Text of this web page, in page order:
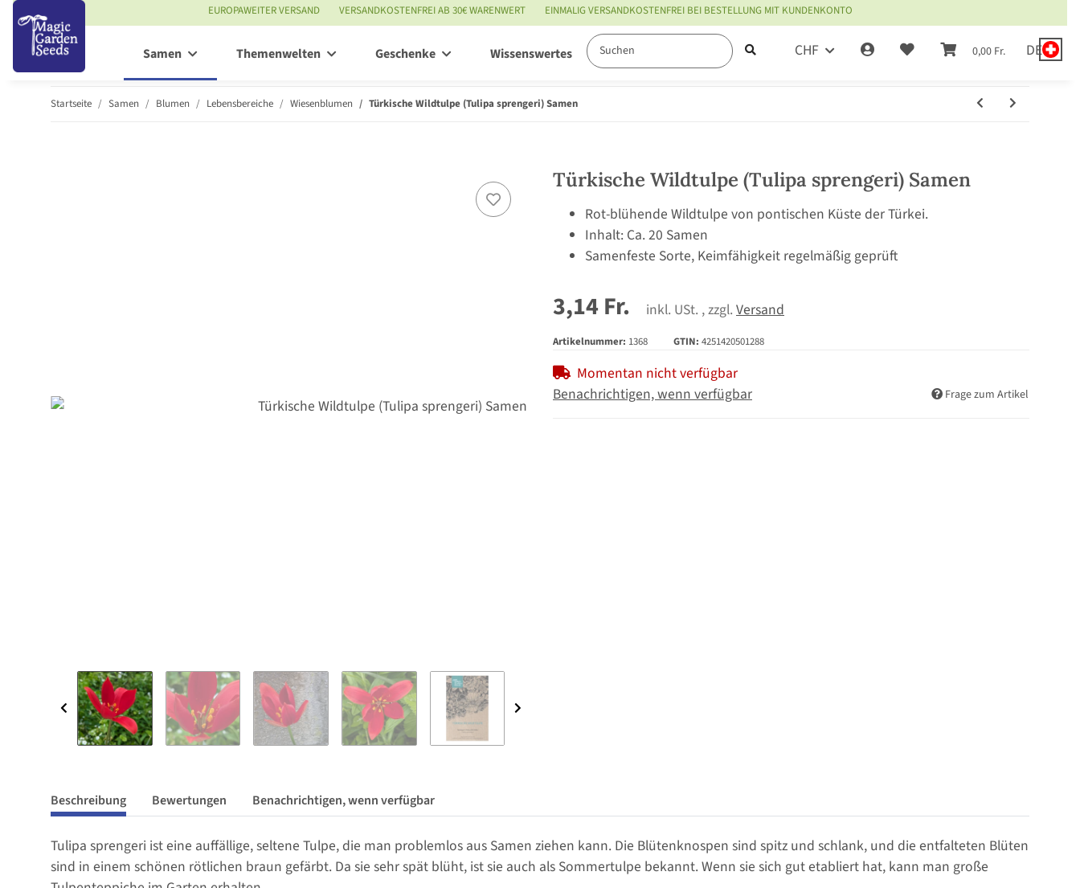
EUROPAWEITER VERSAND VERSANDKOSTENFREI AB 30€ WARENWERT EINMALIG VERSANDKOSTENFREI BEI BESTELLUNG MIT KUNDENKONTO
CHF 0,00 Fr. DE
Samen Themenwelten Geschenke Wissenswertes Service
Startseite Samen Blumen Lebensbereiche Wiesenblumen Türkische Wildtulpe (Tulipa sprengeri) Samen
Türkische Wildtulpe (Tulipa sprengeri) Samen
Rot-blühende Wildtulpe von pontischen Küste der Türkei.
Inhalt: Ca. 20 Samen
Samenfeste Sorte, Keimfähigkeit regelmäßig geprüft
3,14 Fr. inkl. USt. , zzgl. Versand
Artikelnummer: 1368 GTIN: 4251420501288
Momentan nicht verfügbar
Benachrichtigen, wenn verfügbar
Frage zum Artikel
Beschreibung Bewertungen Benachrichtigen, wenn verfügbar
Tulipa sprengeri ist eine auffällige, seltene Tulpe, die man problemlos aus Samen ziehen kann. Die Blütenknospen sind spitz und schlank, und die entfalteten Blüten
sind in einem schönen rötlichen braun gefärbt. Da sie sehr spät blüht, ist sie auch als Sommertulpe bekannt. Wenn sie sich gut etabliert hat, kann man große